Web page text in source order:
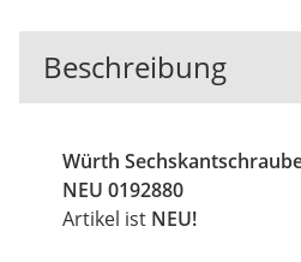
Beschreibung
Würth
NEU 0192880
Artikel ist NEU!